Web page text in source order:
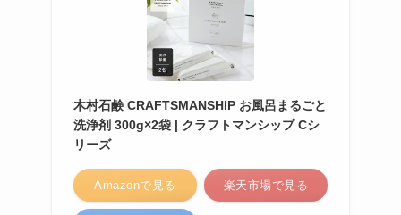
木村石鹸 CRAFTSMANSHIP お風呂まるごと
洗浄剤 300g×2袋 | クラフトマンシップ Cシ
リーズ
Amazonで見る 楽天市場で見る